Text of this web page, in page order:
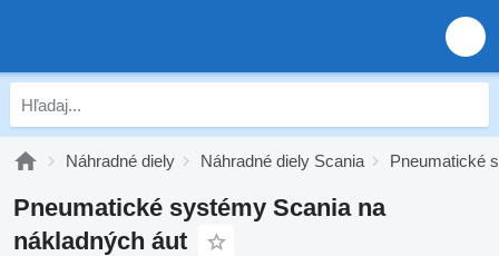
Náhradné diely Náhradné diely Scania Pneumatické
Pneumatické systémy Scania na
nákladných áut